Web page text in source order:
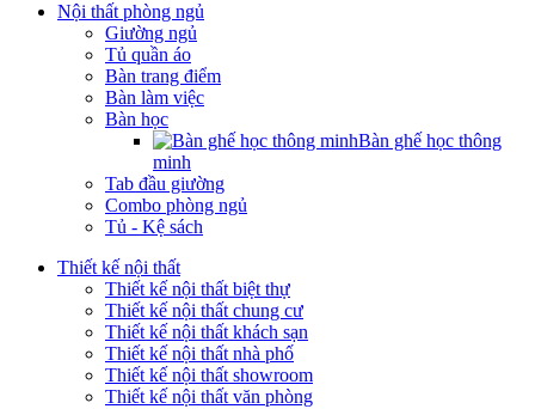
Nội thất phòng ngủ
Giường ngủ
Tủ quần áo
Bàn trang điểm
Bàn làm việc
Bàn học
Bàn ghế học thông
minh
Tab đầu giường
Combo phòng ngủ
Tủ - Kệ sách
Thiết kế nội thất
Thiết kế nội thất biệt thự
Thiết kế nội thất chung cư
Thiết kế nội thất khách sạn
Thiết kế nội thất nhà phố
Thiết kế nội thất showroom
Thiết kế nội thất văn phòng